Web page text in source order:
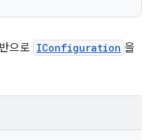
으로 IConfiguration 을